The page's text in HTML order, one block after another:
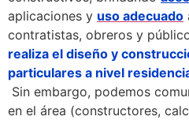
aplicaciones y uso adecuado
contratistas, obreros y
realiza el diseño y
particulares a nivel
Sin embargo, podemos
en el área (constructores,